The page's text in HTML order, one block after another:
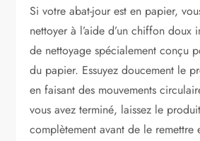
Si votre abat-jour est en papier,
nettoyer à l’aide d’un chiffon
de nettoyage spécialement conçu
du papier. Essuyez doucement le
en faisant des mouvements
vous avez terminé, laissez le
complètement avant de le remettre